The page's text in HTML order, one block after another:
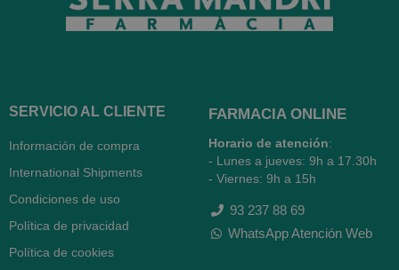
SERVICIO AL CLIENTE
Información de compra
International Shipments
Condiciones de uso
Política de privacidad
Política de cookies
FARMACIA ONLINE
Horario de atención:
- Lunes a jueves: 9h a 17.30h
- Viernes: 9h a 15h
93 237 88 69
WhatsApp Atención Web